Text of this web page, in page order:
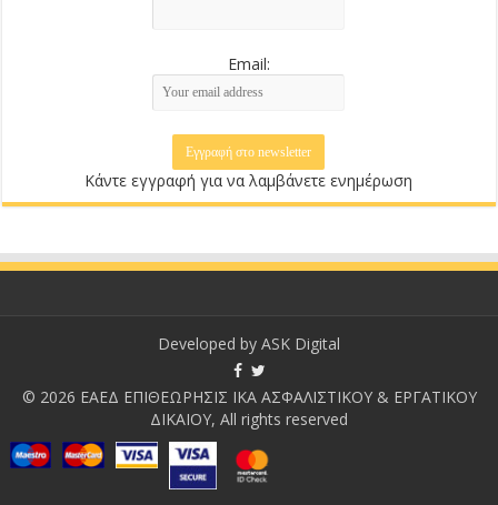
Email:
Κάντε εγγραφή για να λαμβάνετε ενημέρωση
Developed by ASK Digital
© 2026 ΕΑΕΔ ΕΠΙΘΕΩΡΗΣΙΣ ΙΚΑ ΑΣΦΑΛΙΣΤΙΚΟΥ & ΕΡΓΑΤΙΚΟΥ
ΔΙΚΑΙΟΥ, All rights reserved